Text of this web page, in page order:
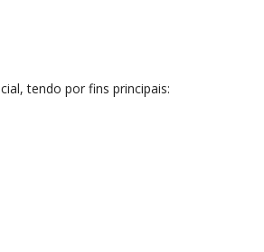
tendo por fins principais: